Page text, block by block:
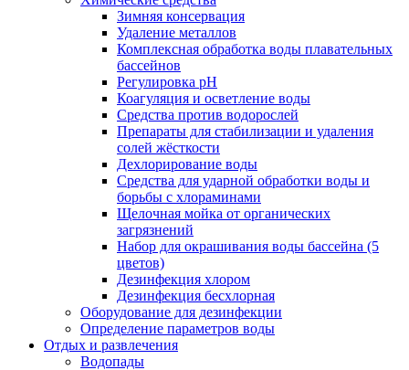
Зимняя консервация
Удаление металлов
Комплексная обработка воды плавательных
бассейнов
Регулировка рH
Коагуляция и осветление воды
Средства против водорослей
Препараты для стабилизации и удаления
солей жёсткости
Дехлорирование воды
Средства для ударной обработки воды и
борьбы с хлораминами
Щелочная мойка от органических
загрязнений
Набор для окрашивания воды бассейна (5
цветов)
Дезинфекция хлором
Дезинфекция бесхлорная
Оборудование для дезинфекции
Определение параметров воды
Отдых и развлечения
Водопады